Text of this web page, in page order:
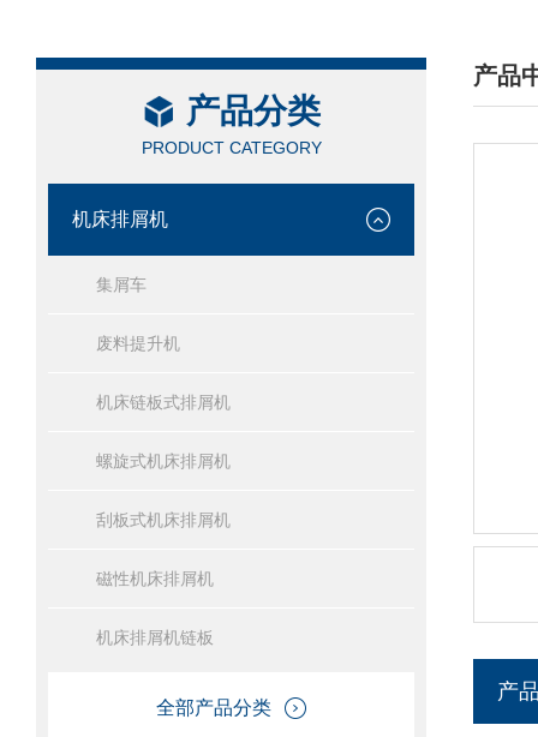
产品分类
PRODUCT CATEGORY
机床排屑机
集屑车
废料提升机
机床链板式排屑机
螺旋式机床排屑机
刮板式机床排屑机
磁性机床排屑机
机床排屑机链板
全部产品分类
产品
/
产